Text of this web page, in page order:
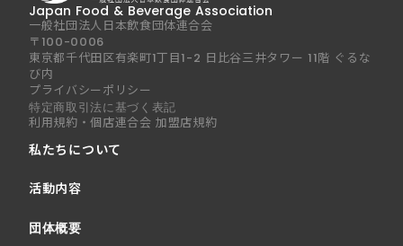
Japan Food & Beverage Association
一般社団法人日本飲食団体連合会
〒100-0006
東京都千代田区有楽町1丁目1-2 日比谷三井タワー 11階 ぐるな
び内
プライバシーポリシー
特定商取引法に基づく表記
利用規約・個店連合会 加盟店規約
私たちについて
活動内容
団体概要